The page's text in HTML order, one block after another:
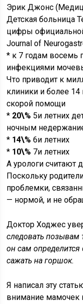
Эрик Джонс
Детская больница
цифры
Journal of
* к 7 годам восемь
инфекциями
Что приводит к
клиники и более
скорой помощи
* 20\% 5и летних
ночным
* 14\% 6и летних
* 10\% 7и летних
А урологи
Поскольку
проблемки,
— нормой, и не
Доктор Ходжес
следовать позывам
он сам
сажать на горшок.
Я написал эту
внимание мамочек